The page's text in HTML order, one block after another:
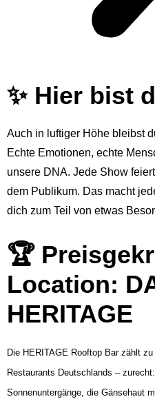
✨ Hier bist
Auch in luftiger Höhe bleibst
Echte Emotionen, echte
unsere DNA. Jede Show
dem Publikum. Das macht
dich zum Teil von etwas
🏆
Location:
HERITAGE
Die HERITAGE Rooftop Bar zählt
Restaurants Deutschlands – zurecht:
Sonnenuntergänge, die Gänsehaut